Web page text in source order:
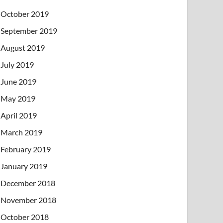
October 2019
September 2019
August 2019
July 2019
June 2019
May 2019
April 2019
March 2019
February 2019
January 2019
December 2018
November 2018
October 2018